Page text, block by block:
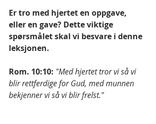
Er tro med hjertet en oppgave,
eller en gave? Dette viktige
spørsmålet skal vi besvare i denne
leksjonen.
Rom. 10:10: "Med hjertet tror vi så vi
blir rettferdige for Gud, med munnen
bekjenner vi så vi blir frelst."